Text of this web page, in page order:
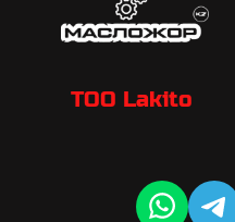
ТОО Lakito